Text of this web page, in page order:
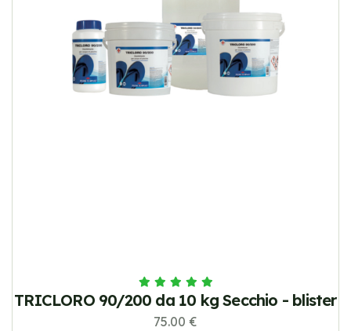
TRICLORO 90/200 da 10 kg Secchio - blister
75.00 €